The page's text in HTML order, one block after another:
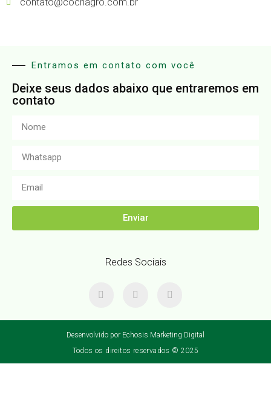
Entramos em contato com você
Deixe seus dados abaixo que entraremos em
contato
Enviar
Redes Sociais
Desenvolvido por Echosis Marketing Digital
Todos os direitos reservados © 2025